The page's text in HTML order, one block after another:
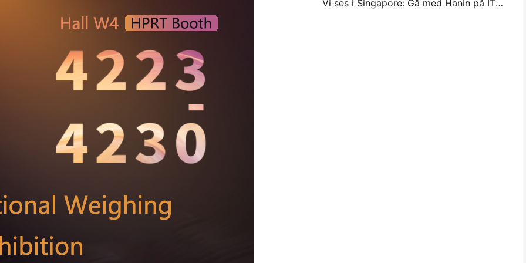
Vi ses i Singapore: Gå med Hanin på ITMA ASIA 2025 för att bevittna den senaste digitala utskriftstekniken